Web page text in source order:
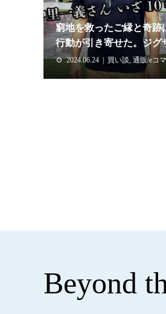
窮地を救ったご縁と奇跡
行動が引き寄せた。ジグ
2024.06.24 買い談, 通販/eコ
Beyond